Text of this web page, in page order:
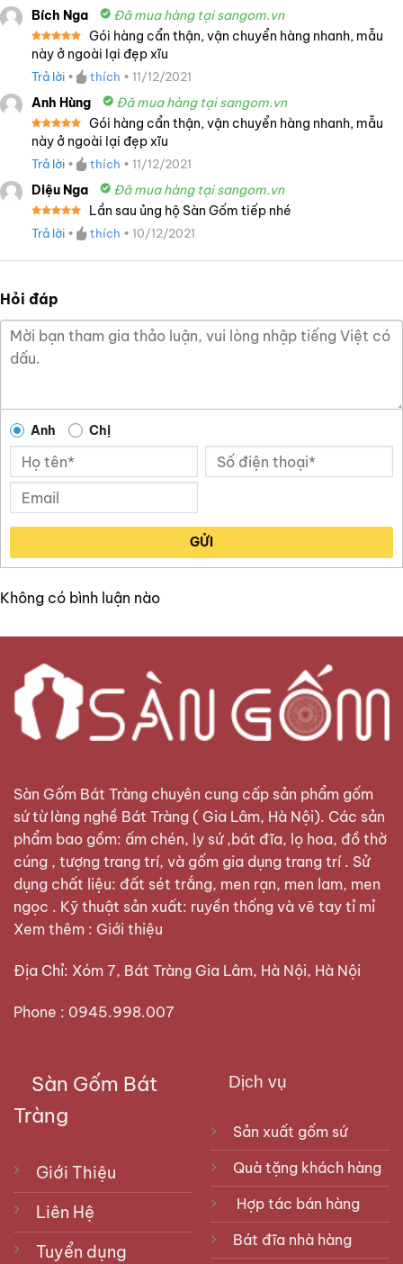
Bích Nga Đã mua hàng tại sangom.vn
Được xếp
hạng 55
Gói hàng cẩn thận, vận chuyển hàng nhanh, mẫu
này ở ngoài lại đẹp xĩu
Trả lời • thích • 11/12/2021
Anh Hùng Đã mua hàng tại sangom.vn
Được xếp
hạng 55
Gói hàng cẩn thận, vận chuyển hàng nhanh, mẫu
này ở ngoài lại đẹp xĩu
Trả lời • thích • 11/12/2021
Diệu Nga Đã mua hàng tại sangom.vn
hạng55
Lần sau ủng hộ Sàn Gốm tiếp nhé
Trả lời • thích • 10/12/2021
Hỏi đáp
Anh Chị
GỬI
Không có bình luận nào
Sàn Gốm Bát Tràng chuyên cung cấp sản phẩm gốm
sứ từ làng nghề Bát Tràng ( Gia Lâm, Hà Nội). Các sản
phẩm bao gồm: ấm chén, ly sứ ,bát đĩa, lọ hoa, đồ thờ
cúng , tượng trang trí, và gốm gia dụng trang trí . Sử
dụng chất liệu: đất sét trắng, men rạn, men lam, men
ngọc . Kỹ thuật sản xuất: ruyền thống và vẽ tay tỉ mỉ
Xem thêm : Giới thiệu
Địa Chỉ: Xóm 7, Bát Tràng Gia Lâm, Hà Nội, Hà Nội
Phone : 0945.998.007
Sàn Gốm Bát
Tràng
Giới Thiệu
Liên Hệ
Tuyển dụng
Dịch vụ
Sản xuất gốm sứ
Quà tặng khách hàng
Hợp tác bán hàng
Bát đĩa nhà hàng